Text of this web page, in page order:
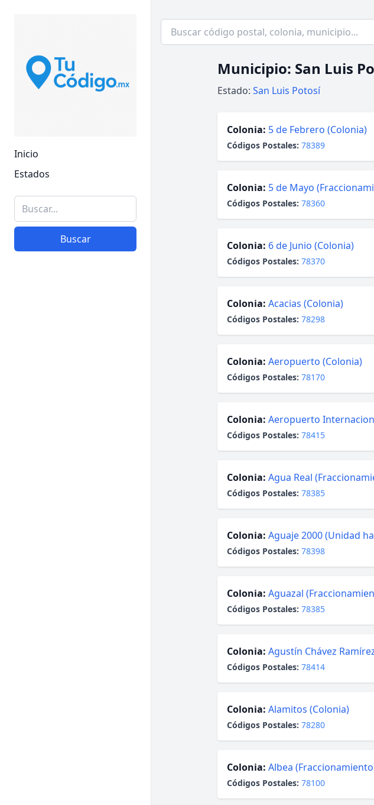
Inicio
Estados
Buscar
Municipio: San Luis
Estado: San Luis Potosí
Colonia: 5 de Febrero (Colonia)
Códigos Postales: 78389
Colonia: 5 de Mayo
Códigos Postales: 78360
Colonia: 6 de Junio (Colonia)
Códigos Postales: 78370
Colonia: Acacias (Colonia)
Códigos Postales: 78298
Colonia: Aeropuerto (Colonia)
Códigos Postales: 78170
Colonia: Aeropuerto
Códigos Postales: 78415
Colonia: Agua Real
Códigos Postales: 78385
Colonia: Aguaje 2000 (Unidad
Códigos Postales: 78398
Colonia: Aguazal
Códigos Postales: 78385
Colonia: Agustín Chávez
Códigos Postales: 78414
Colonia: Alamitos (Colonia)
Códigos Postales: 78280
Colonia: Albea
Códigos Postales: 78100